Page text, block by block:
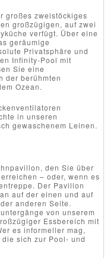
großes zweistöckiges
großzügigen, auf zwei
verfügt. Über eine
geräumige
Privatsphäre und
Infinity-Pool mit
Sie eine
der berühmten
Ozean.
in unseren
gewaschenem Leinen.
den Sie über
– oder, wenn es
Der Pavillon
auf der einen und auf
anderen Seite.
von unserem
Essbereich mit
es informeller mag,
sich zur Pool- und